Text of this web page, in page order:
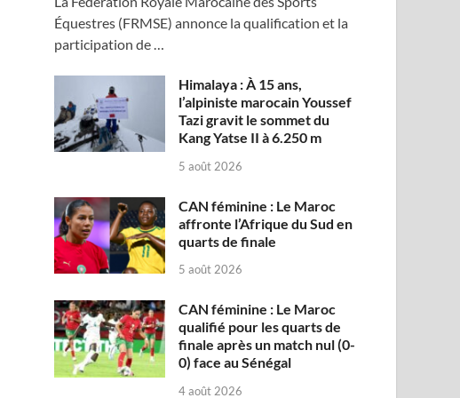
Équestres (FRMSE) annonce la qualification et la
participation de …
Himalaya : À 15 ans,
l’alpiniste marocain Youssef
Tazi gravit le sommet du
Kang Yatse II à 6.250 m
5 août 2026
CAN féminine : Le Maroc
affronte l’Afrique du Sud en
quarts de finale
5 août 2026
CAN féminine : Le Maroc
qualifié pour les quarts de
finale après un match nul (0-
0) face au Sénégal
4 août 2026